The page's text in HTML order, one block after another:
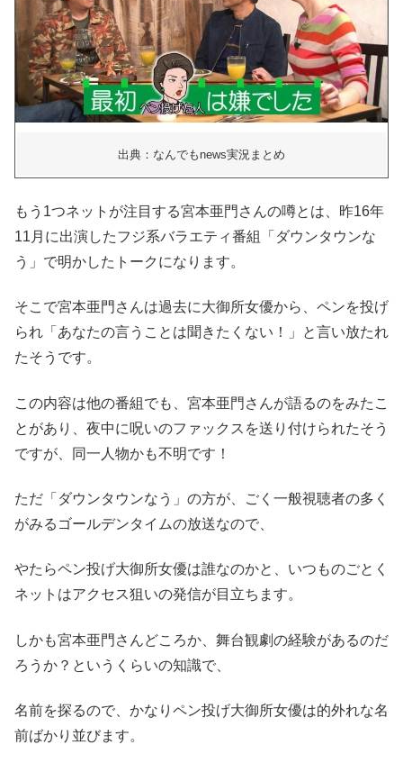
出典：なんでもnews実況まとめ
もう1つネットが注目する宮本亜門さんの噂とは、昨16年
11月に出演したフジ系バラエティ番組「ダウンタウンな
う」で明かしたトークになります。
そこで宮本亜門さんは過去に大御所女優から、ペンを投げ
られ「あなたの言うことは聞きたくない！」と言い放たれ
たそうです。
この内容は他の番組でも、宮本亜門さんが語るのをみたこ
とがあり、夜中に呪いのファックスを送り付けられたそう
ですが、同一人物かも不明です！
ただ「ダウンタウンなう」の方が、ごく一般視聴者の多く
がみるゴールデンタイムの放送なので、
やたらペン投げ大御所女優は誰なのかと、いつものごとく
ネットはアクセス狙いの発信が目立ちます。
しかも宮本亜門さんどころか、舞台観劇の経験があるのだ
ろうか？というくらいの知識で、
名前を探るので、かなりペン投げ大御所女優は的外れな名
前ばかり並びます。